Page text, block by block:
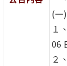
(一
１
06
２